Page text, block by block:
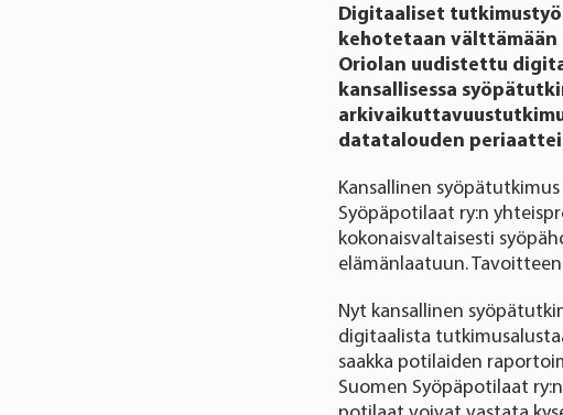
Digitaaliset
kehotetaan välttämään
Oriolan uudistettu
kansallisessa
datatalouden
Kansallinen
Syöpäpotilaat ry:n
kokonaisvaltaisesti
elämänlaatuun.
Nyt kansallinen
digitaalista
saakka potilaiden
Suomen Syöpäpotilaat